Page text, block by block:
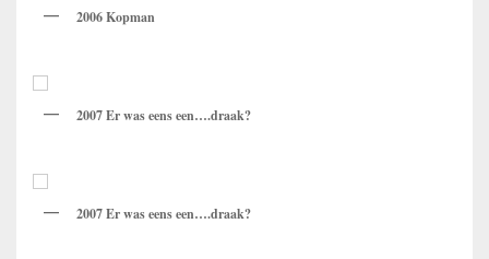
2006 Kopman
2007 Er was eens een….draak?
2007 Er was eens een….draak?